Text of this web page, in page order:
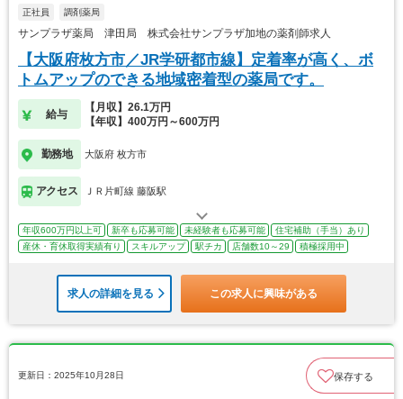
正社員 調剤薬局
サンプラザ薬局 津田局 株式会社サンプラザ加地の薬剤師求人
【大阪府枚方市／JR学研都市線】定着率が高く、ボ
トムアップのできる地域密着型の薬局です。
給与
【月収】26.1万円
【年収】400万円～600万円
勤務地 大阪府 枚方市
アクセス ＪＲ片町線 藤阪駅
年収600万円以上可 新卒も応募可能 未経験者も応募可能
住宅補助（手当）あり
産休・育休取得実績有り
スキルアップ 駅チカ 店舗数10～29 積極採用中
求人の詳細を見る この求人に興味がある
更新日：2025年10月28日 保存する